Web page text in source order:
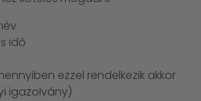
idő
ezzel rendelkezik akkor
igazolvány)